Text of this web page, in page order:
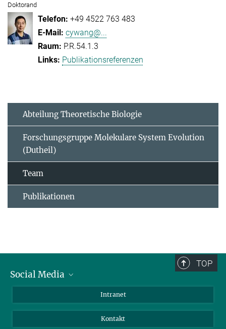
Doktorand
+49 4522 763 483
cywang@...
P.R.54.1.3
Publikationsreferenzen
Abteilung Theoretische Biologie
Forschungsgruppe Molekulare System Evolution
(Dutheil)
Team
Publikationen
TOP
Social Media
Intranet
Kontakt